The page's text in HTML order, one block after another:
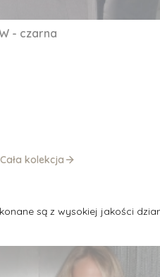
- czarna
Cała kolekcja
są z wysokiej jakości